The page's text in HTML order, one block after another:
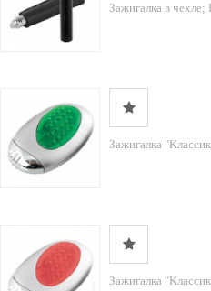
Зажигалка в
Зажигалка
Зажигалка